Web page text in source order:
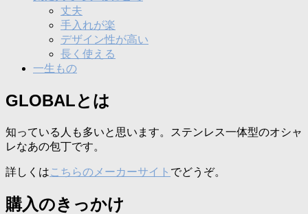
丈夫
手入れが楽
デザイン性が高い
長く使える
一生もの
GLOBALとは
知っている人も多いと思います。ステンレス一体型のオシャ
レなあの包丁です。
詳しくはこちらのメーカーサイト でどうぞ。
購入のきっかけ